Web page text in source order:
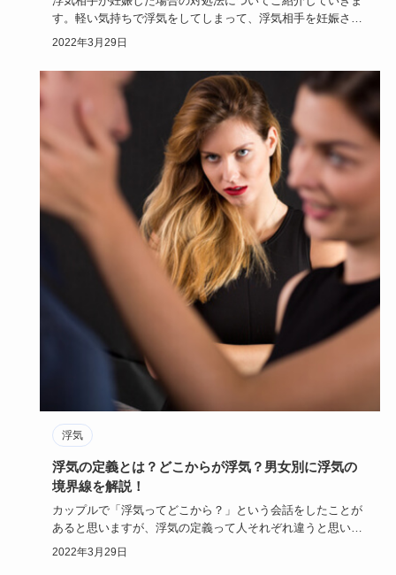
す。軽い気持ちで浮気をしてしまって、浮気相手を妊娠させ
てしまうケース…
2022年3月29日
浮気
浮気の定義とは？どこからが浮気？男女別に浮気の
境界線を解説！
カップルで「浮気ってどこから？」という会話をしたことが
あると思いますが、浮気の定義って人それぞれ違うと思いま
す。
2022年3月29日